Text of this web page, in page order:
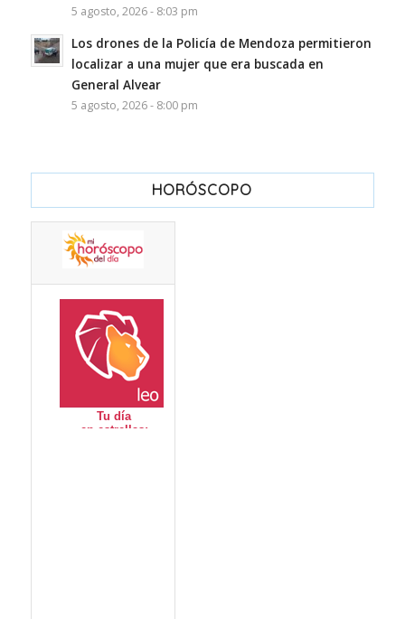
5 agosto, 2026 - 8:03 pm
Los drones de la Policía de Mendoza permitieron
localizar a una mujer que era buscada en
General Alvear
5 agosto, 2026 - 8:00 pm
HORÓSCOPO